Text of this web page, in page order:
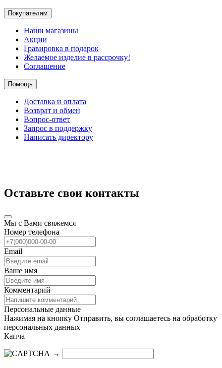
Покупателям
Наши магазины
Акции
Гравировка в подарок
Желаемое изделие в рассрочку!
Соглашение
Помощь
Доставка и оплата
Возврат и обмен
Вопрос-ответ
Запрос в поддержку
Написать директору
Оставьте свои контакты
Мы с Вами свяжемся
Номер телефона
Email
Ваше имя
Комментарий
Персональные данные
Нажимая на кнопку Отправить, вы соглашаетесь на обработку
персональных данных
Капча
→